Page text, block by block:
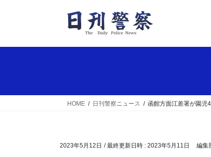
HOME 日刊警察ニュース 函館方面江差署が園児
2023年5月12日 / 最終更新日時 : 2023年5月11日 編集